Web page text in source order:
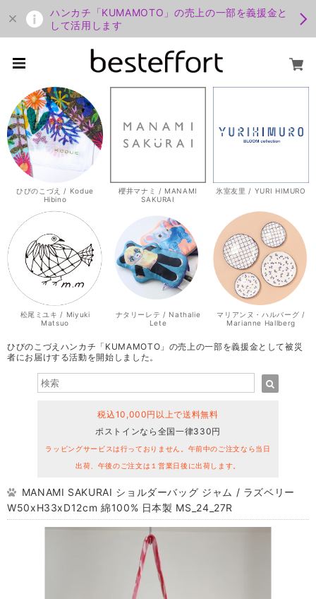
ハンカチ「KUMAMOTO」の売上の一部を義援金と
して活用します
ひびのこづえ / Kodue
Hibino
櫻井マナミ / MANAMI
SAKURAI
氷室友里 / YURI HIMURO
松尾ミユキ / Miyuki
Matsuo
ナタリーレテ / Nathalie
Lete
マリアンヌ・ハルバーグ /
Marianne Hallberg
ひびのこづえハンカチ「KUMAMOTO」の売上の一部を義援金として被災
者にお届けする活動を開始しました。
税込10,000円以上で送料無料
ポストインなら全国一律330円
ラッピングサービスは行っておりません。午前中のご注文なら当日
出荷、午後のご注文は１営業日後に出荷します。
MANAMI SAKURAI ショルダーバッグ ジャム / ラズベリー
W50xH33xD12cm 綿100% 日本製 MS_24_27R